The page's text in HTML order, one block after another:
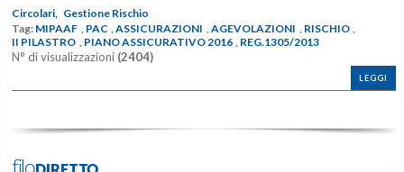
Circolari, Gestione Rischio
Tag: MIPAAF , PAC ,ASSICURAZIONI ,AGEVOLAZIONI , RISCHIO ,
II PILASTRO , PIANO ASSICURATIVO 2016 , REG.1305/2013
N° di visualizzazioni (2404)
LEGGI